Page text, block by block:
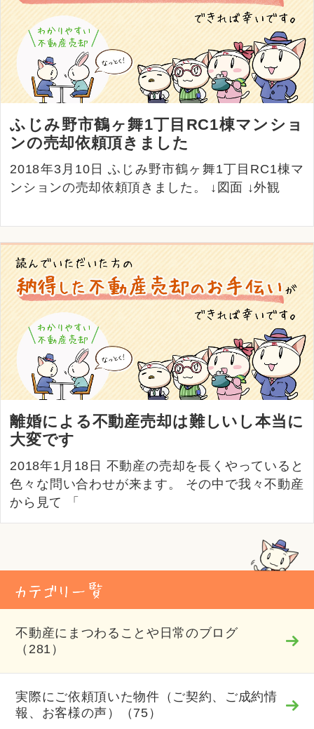
ふじみ野市鶴ヶ舞1丁目RC1棟マンショ
ンの売却依頼頂きました
2018年3月10日 ふじみ野市鶴ヶ舞1丁目RC1棟マ
ンションの売却依頼頂きました。 ↓図面 ↓外観
離婚による不動産売却は難しいし本当に
大変です
2018年1月18日 不動産の売却を長くやっていると
色々な問い合わせが来ます。 その中で我々不動産
から見て 「
不動産にまつわることや日常のブログ
（281）
実際にご依頼頂いた物件（ご契約、ご成約情
報、お客様の声）（75）